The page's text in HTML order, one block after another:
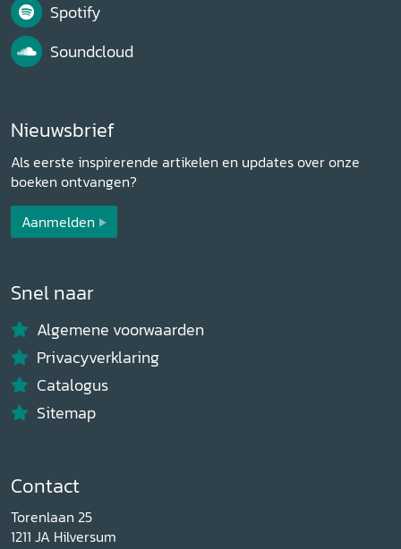
Spotify
Soundcloud
Nieuwsbrief
Als eerste inspirerende artikelen en updates over onze
boeken ontvangen?
Aanmelden
Snel naar
Algemene voorwaarden
Privacyverklaring
Catalogus
Sitemap
Contact
Torenlaan 25
1211 JA Hilversum